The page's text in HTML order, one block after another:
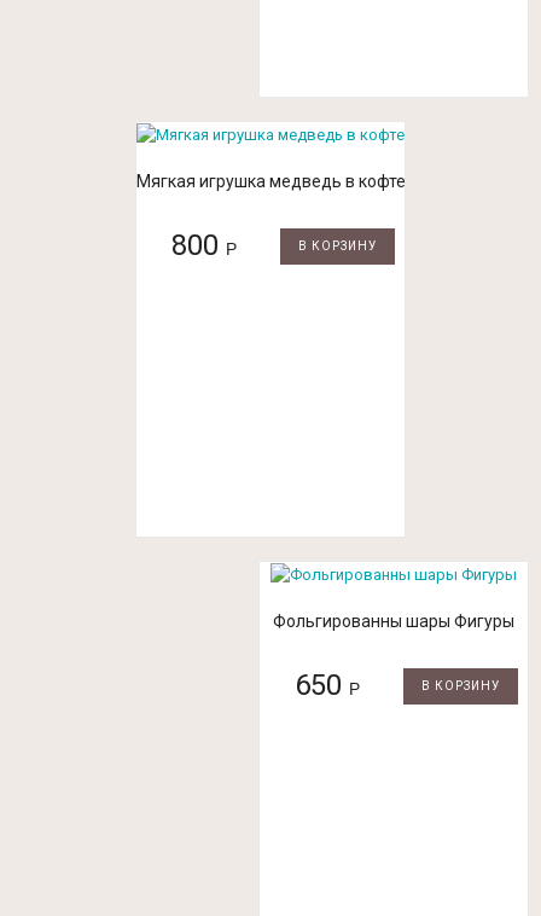
Мягкая игрушка медведь в кофте
800 Р В КОРЗИНУ
Фольгированны шары Фигуры
650 Р В КОРЗИНУ